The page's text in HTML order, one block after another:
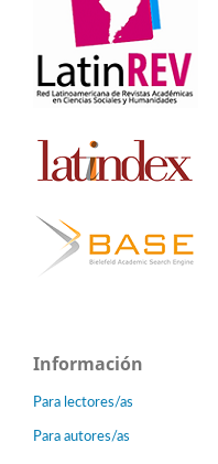
Información
Para lectores/as
Para autores/as